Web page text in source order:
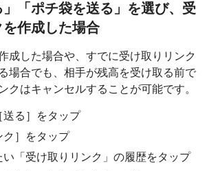
」「ポチ袋を送る」を選び、受
作成した場合
成した場合や、すでに受け取りリンク
場合でも、相手が残高を受け取る前で
クはキャンセルすることが可能です。
送る］をタップ
ク］をタップ
い「受け取りリンク」の履歴をタップ